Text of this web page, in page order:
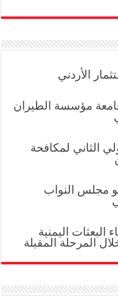
الأردني
مؤسسة الطيران
الثاني لمكافحة
مجلس النواب
اليمنية
المرحلة المقبلة